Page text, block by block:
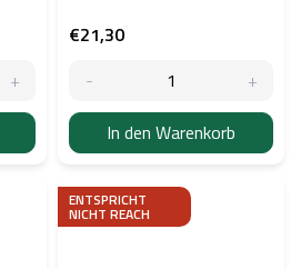
€21,30
In den Warenkorb
ENTSPRICHT
NICHT REACH